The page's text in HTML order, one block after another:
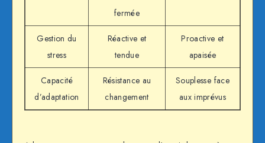
fermée
Gestion du
stress
Réactive et
tendue
Proactive et
apaisée
Capacité
d’adaptation
Résistance au
changement
Souplesse face
aux imprévus